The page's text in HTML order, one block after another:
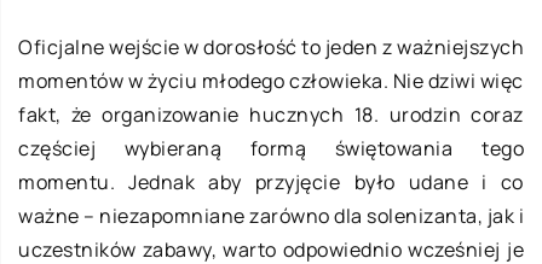
Oficjalne wejście w dorosłość to jeden z ważniejszych
momentów w życiu młodego człowieka. Nie dziwi więc
fakt, że organizowanie hucznych 18. urodzin coraz
częściej wybieraną formą świętowania tego
momentu. Jednak aby przyjęcie było udane i co
ważne – niezapomniane zarówno dla solenizanta, jak i
uczestników zabawy, warto odpowiednio wcześniej je